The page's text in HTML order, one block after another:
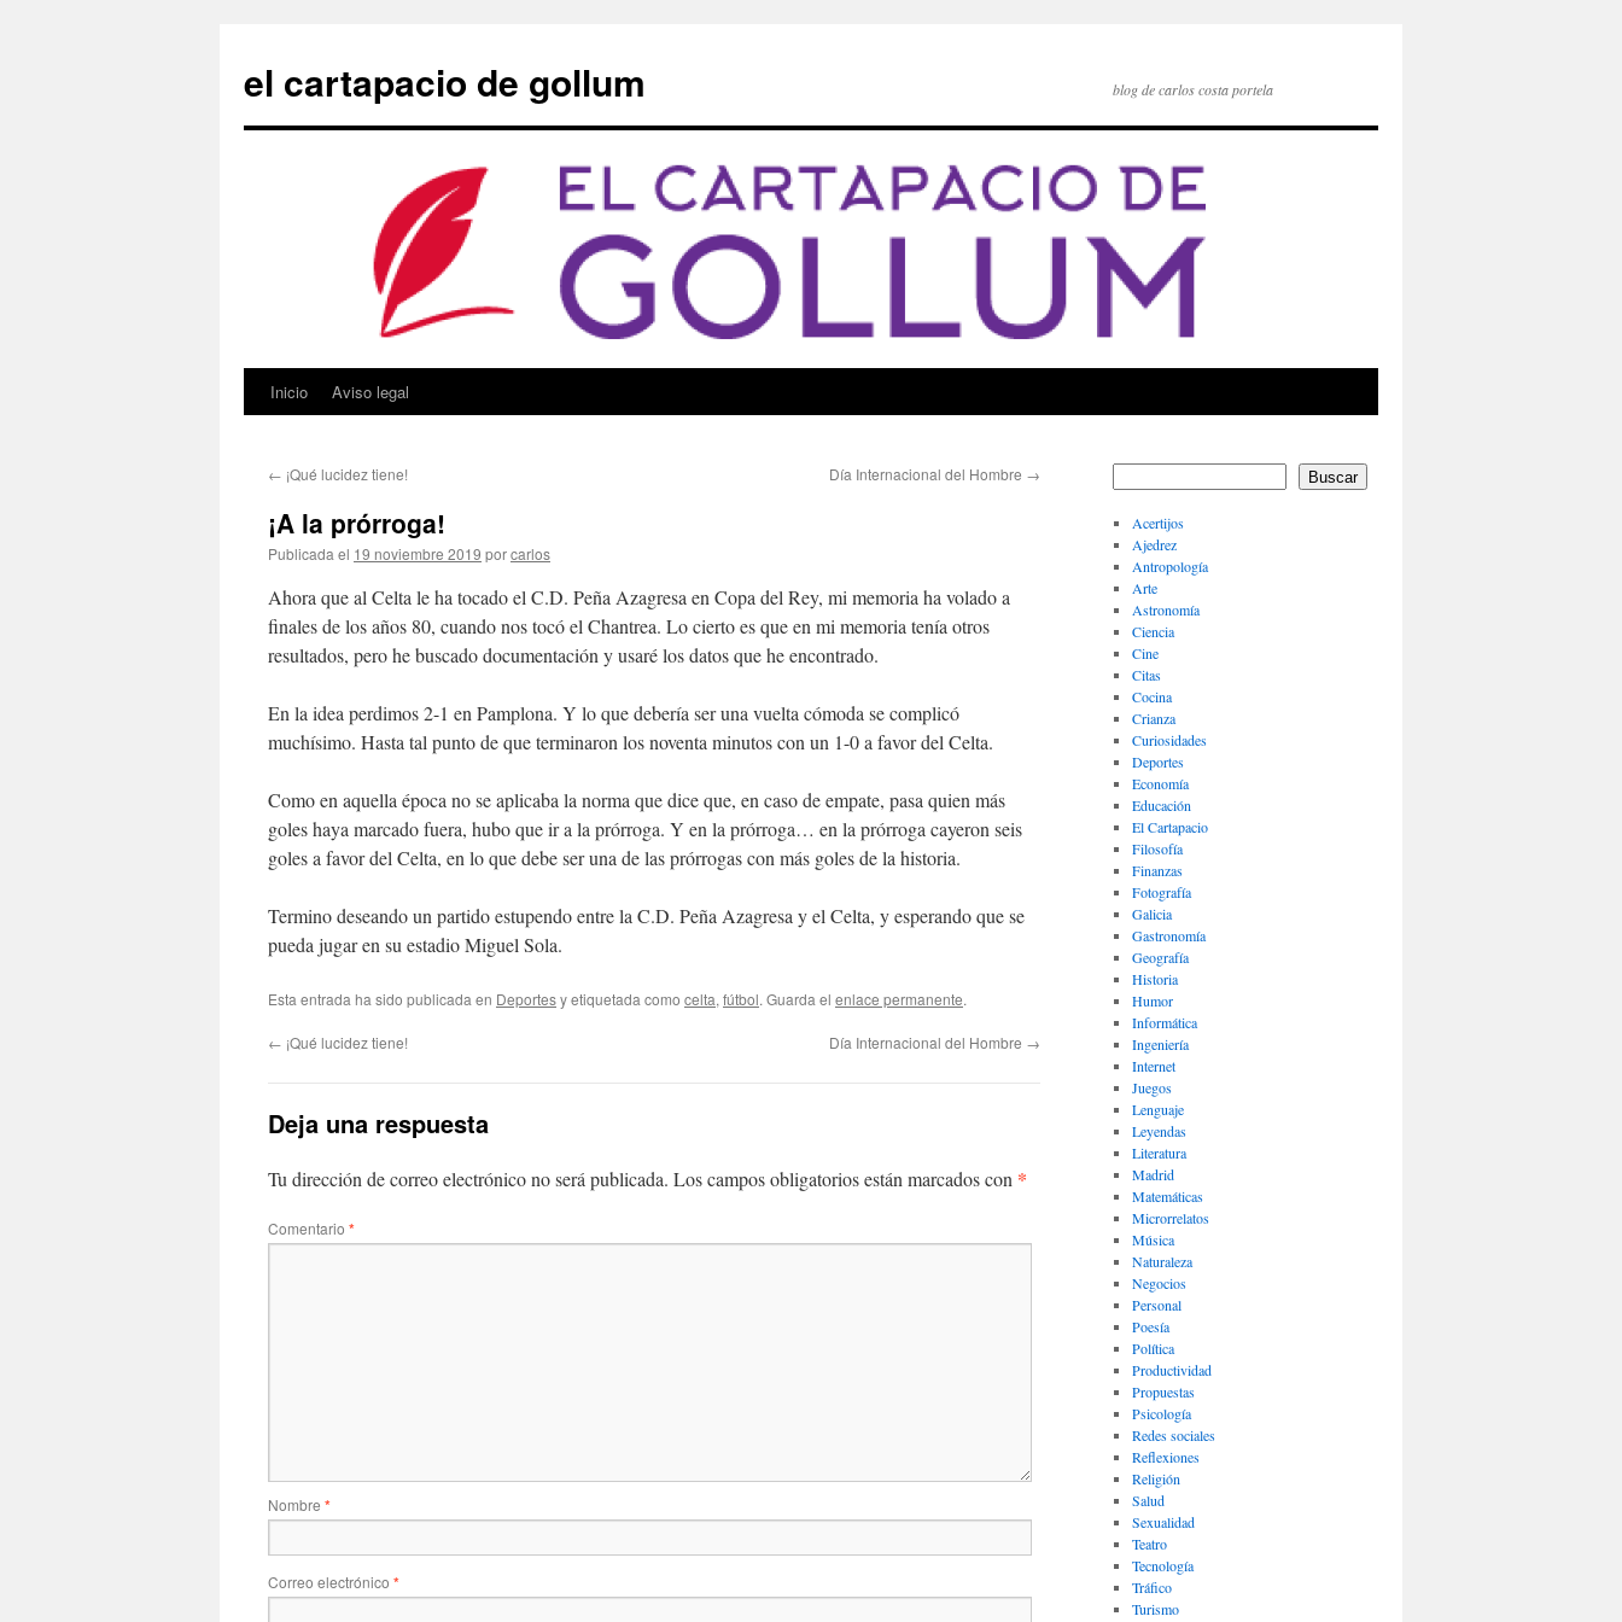
contenido
el cartapacio de gollum blog de carlos costa portela
Inicio Aviso legal
← ¡Qué lucidez tiene! Día Internacional del Hombre →
¡A la prórroga!
Publicada el 19 noviembre 2019 porcarlos
Ahora que al Celta le ha tocado el C.D. Peña Azagresa en Copa del Rey, mi memoria ha volado a
finales de los años 80, cuando nos tocó el Chantrea. Lo cierto es que en mi memoria tenía otros
resultados, pero he buscado documentación y usaré los datos que he encontrado.
En la idea perdimos 2-1 en Pamplona. Y lo que debería ser una vuelta cómoda se complicó
muchísimo. Hasta tal punto de que terminaron los noventa minutos con un 1-0 a favor del Celta.
Como en aquella época no se aplicaba la norma que dice que, en caso de empate, pasa quien más
goles haya marcado fuera, hubo que ir a la prórroga. Y en la prórroga… en la prórroga cayeron seis
goles a favor del Celta, en lo que debe ser una de las prórrogas con más goles de la historia.
Termino deseando un partido estupendo entre la C.D. Peña Azagresa y el Celta, y esperando que se
pueda jugar en su estadio Miguel Sola.
Esta entrada ha sido publicada en Deportesy etiquetada como celta, fútbol. Guarda el enlace permanente.
← ¡Qué lucidez tiene! Día Internacional del Hombre →
Deja una respuesta
Tu dirección de correo electrónico no será publicada. Los campos obligatorios están marcados con *
Comentario *
Nombre *
Correo electrónico *
Buscar
Acertijos
Ajedrez
Antropología
Arte
Astronomía
Ciencia
Cine
Citas
Cocina
Crianza
Curiosidades
Deportes
Economía
Educación
El Cartapacio
Filosofía
Finanzas
Fotografía
Galicia
Gastronomía
Geografía
Historia
Humor
Informática
Ingeniería
Internet
Juegos
Lenguaje
Leyendas
Literatura
Madrid
Matemáticas
Microrrelatos
Música
Naturaleza
Negocios
Personal
Poesía
Política
Productividad
Propuestas
Psicología
Redes sociales
Reflexiones
Religión
Salud
Sexualidad
Teatro
Tecnología
Tráfico
Turismo